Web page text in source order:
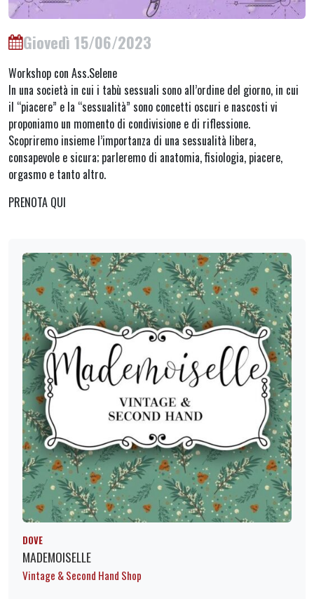
Giovedì 15/06/2023
Workshop con Ass.Selene
In una società in cui i tabù sessuali sono all’ordine del giorno, in cui
il “piacere” e la “sessualità” sono concetti oscuri e nascosti vi
proponiamo un momento di condivisione e di riflessione.
​Scopriremo insieme l’importanza di una sessualità libera,
consapevole e sicura; parleremo di anatomia, fisiologia, piacere,
orgasmo e tanto altro.
​PRENOTA QUI
DOVE
MADEMOISELLE
Vintage & Second Hand Shop